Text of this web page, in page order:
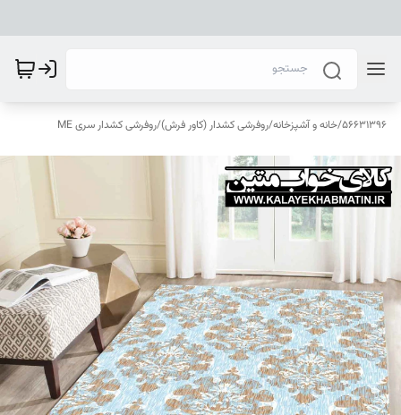
56631396
/خانه و آشپزخانه/روفرشی کشدار (کاور فرش)/روفرشی کشدار سری ME